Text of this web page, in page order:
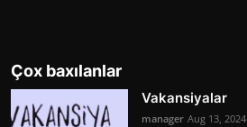
Çox baxılanlar
Vakansiyalar
manager Aug 13, 2024